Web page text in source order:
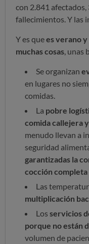
con 2.841
fallecimientos. Y las
Y es quees verano
muchas cosas , unas
Se organizan
en lugares no
comidas.
La pobre
comida callejera
menudo llevan a
seguridad
garantizadas la
cocción completa
Las
multiplicación
Los servicios
porque no están
volumen de